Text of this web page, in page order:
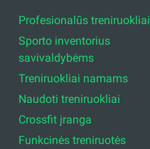
Profesionalūs treniruokliai
Sporto inventorius
savivaldybėms
Treniruokliai namams
Naudoti treniruokliai
Crossfit įranga
Funkcinės treniruotės